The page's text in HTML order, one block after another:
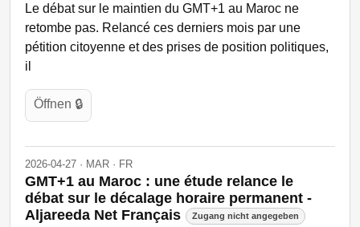
Le débat sur le maintien du GMT+1 au Maroc ne
retombe pas. Relancé ces derniers mois par une
pétition citoyenne et des prises de position politiques,
il
Öffnen 🔒
2026-04-27 · MAR · FR
GMT+1 au Maroc : une étude relance le
débat sur le décalage horaire permanent -
Aljareeda Net Français
Zugang nicht angegeben